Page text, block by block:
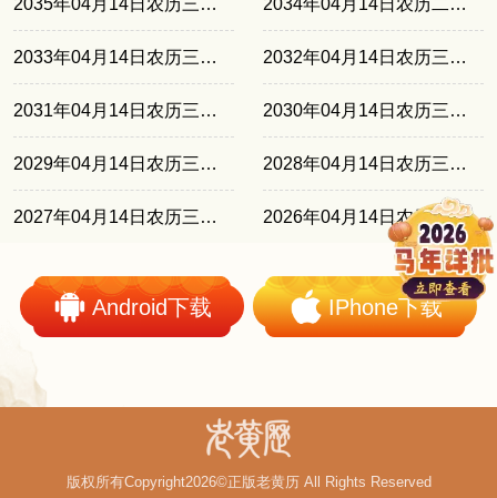
2035年04月14日农历三月初七 2034年04月14日农历二月廿六
2033年04月14日农历三月十五 2032年04月14日农历三月初五
2031年04月14日农历三月廿三 2030年04月14日农历三月十二
2029年04月14日农历三月初一 2028年04月14日农历三月二十
2027年04月14日农历三月初八 2026年04月14日农历二月廿七
Android下载 IPhone下载
版权所有Copyright2026©正版老黄历 All Rights Reserved